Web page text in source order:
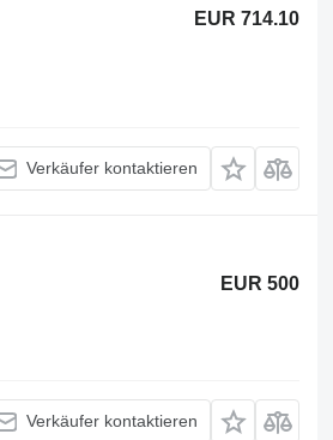
EUR 714.10
Verkäufer kontaktieren
EUR 500
Verkäufer kontaktieren